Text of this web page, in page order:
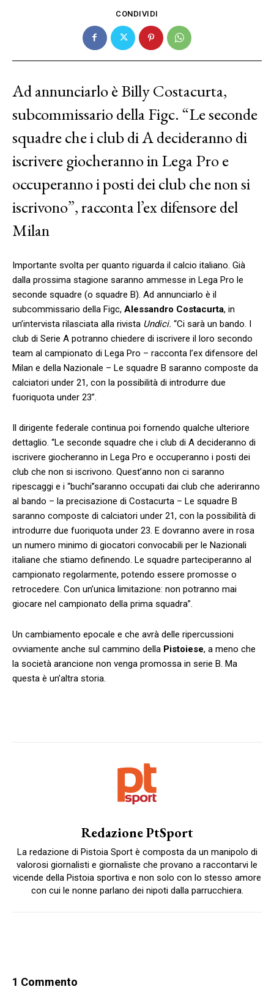
CONDIVIDI
Ad annunciarlo è Billy Costacurta,
subcommissario della Figc. “Le seconde
squadre che i club di A decideranno di
iscrivere giocheranno in Lega Pro e
occuperanno i posti dei club che non si
iscrivono”, racconta l’ex difensore del
Milan
Importante svolta per quanto riguarda il calcio italiano. Già
dalla prossima stagione saranno ammesse in Lega Pro le
seconde squadre (o squadre B). Ad annunciarlo è il
subcommissario della Figc, Alessandro Costacurta, in
un’intervista rilasciata alla rivista Undici. “Ci sarà un bando. I
club di Serie A potranno chiedere di iscrivere il loro secondo
team al campionato di Lega Pro – racconta l’ex difensore del
Milan e della Nazionale – Le squadre B saranno composte da
calciatori under 21, con la possibilità di introdurre due
fuoriquota under 23”.
Il dirigente federale continua poi fornendo qualche ulteriore
dettaglio. “Le seconde squadre che i club di A decideranno di
iscrivere giocheranno in Lega Pro e occuperanno i posti dei
club che non si iscrivono. Quest’anno non ci saranno
ripescaggi e i “buchi”saranno occupati dai club che aderiranno
al bando – la precisazione di Costacurta – Le squadre B
saranno composte di calciatori under 21, con la possibilità di
introdurre due fuoriquota under 23. E dovranno avere in rosa
un numero minimo di giocatori convocabili per le Nazionali
italiane che stiamo definendo. Le squadre parteciperanno al
campionato regolarmente, potendo essere promosse o
retrocedere. Con un’unica limitazione: non potranno mai
giocare nel campionato della prima squadra”.
Un cambiamento epocale e che avrà delle ripercussioni
ovviamente anche sul cammino della Pistoiese, a meno che
la società arancione non venga promossa in serie B. Ma
questa è un’altra storia.
Redazione PtSport
La redazione di Pistoia Sport è composta da un manipolo di
valorosi giornalisti e giornaliste che provano a raccontarvi le
vicende della Pistoia sportiva e non solo con lo stesso amore
con cui le nonne parlano dei nipoti dalla parrucchiera.
1 Commento